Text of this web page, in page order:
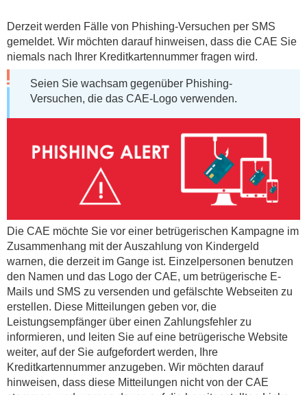
Derzeit werden Fälle von Phishing-Versuchen per SMS
gemeldet. Wir möchten darauf hinweisen, dass die CAE Sie
niemals nach Ihrer Kreditkartennummer fragen wird.
Seien Sie wachsam gegenüber Phishing-
Versuchen, die das CAE-Logo verwenden.
Die CAE möchte Sie vor einer betrügerischen Kampagne im
Zusammenhang mit der Auszahlung von Kindergeld
warnen, die derzeit im Gange ist. Einzelpersonen benutzen
den Namen und das Logo der CAE, um betrügerische E-
Mails und SMS zu versenden und gefälschte Webseiten zu
erstellen. Diese Mitteilungen geben vor, die
Leistungsempfänger über einen Zahlungsfehler zu
informieren, und leiten Sie auf eine betrügerische Website
weiter, auf der Sie aufgefordert werden, Ihre
Kreditkartennummer anzugeben. Wir möchten darauf
hinweisen, dass diese Mitteilungen nicht von der CAE